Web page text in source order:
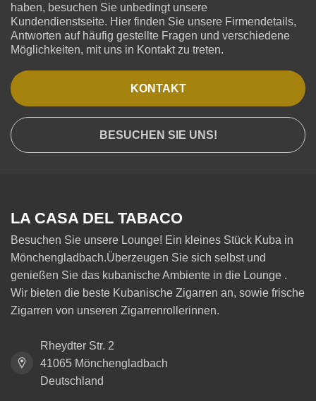
haben, besuchen Sie unbedingt unsere
Kundendienstseite. Hier finden Sie unsere Firmendetails,
Antworten auf häufig gestellte Fragen und verschiedene
Möglichkeiten, mit uns in Kontakt zu treten.
KONTAKT
BESUCHEN SIE UNS!
LA CASA DEL TABACO
Besuchen Sie unsere Lounge! Ein kleines Stück Kuba in
Mönchengladbach.Überzeugen Sie sich selbst und
genießen Sie das kubanische Ambiente in die Lounge .
Wir bieten die beste Kubanische Zigarren an, sowie frische
Zigarren von unseren Zigarrenrollerinnen.
Rheydter Str. 2
41065 Mönchengladbach
Deutschland